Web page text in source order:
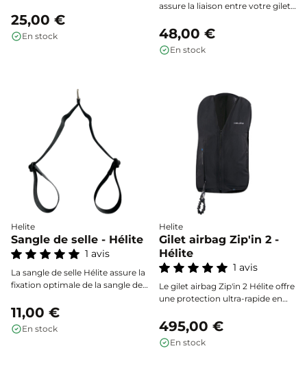
chaque déclenchement. Sécurité
optimale garantie avec ce
consommable d’origine, à choisir
25,00 €
En stock
assure la liaison entre votre gilet
un déclenchement optimal en
cas de chute.
48,00 €
En stock
Helite
Sangle de selle - Hélite
1 avis
La sangle de selle Hélite assure la
fixation optimale de la sangle de
offrant une sécurité fiable et une
installation rapide sur tous types
de selles.
11,00 €
En stock
Helite
Gilet airbag Zip'in 2 -
Hélite
1 avis
Le gilet airbag Zip'in 2 Hélite offre
une protection ultra-rapide en
enveloppant efficacement le dos,
le thorax, les cervicales et la
colonne vertébrale du cavalier en
495,00 €
En stock